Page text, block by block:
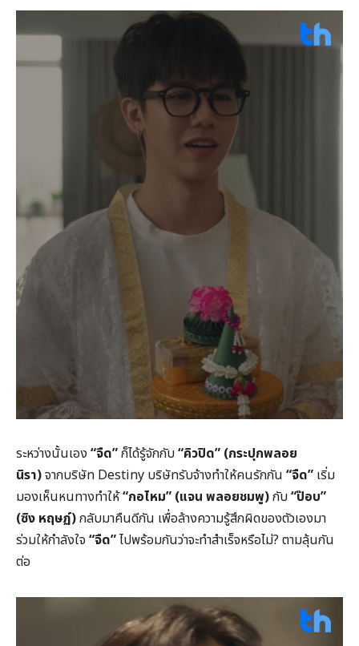
ระหว่างนั้นเอง “จืด”ก็ได้รู้จักกับ“คิวปิด” (กระปุกพลอย
นิรา)จากบริษัท Destiny บริษัทรับจ้างทำให้คนรักกัน “จืด” เริ่ม
มองเห็นหนทางทำให้“กอไหม” (แจน พลอยชมพู)กับ“ป๊อบ”
(ซิง หฤษฏ์)กลับมาคืนดีกัน เพื่อล้างความรู้สึกผิดของตัวเองมา
ร่วมให้กำลังใจ “จืด”ไปพร้อมกันว่าจะทำสำเร็จหรือไม่? ตามลุ้นกัน
ต่อ